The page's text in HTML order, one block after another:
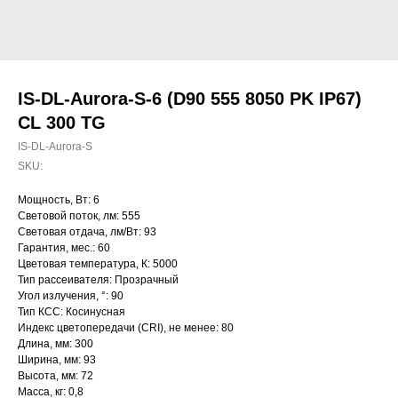
IS-DL-Aurora-S-6 (D90 555 8050 PK IP67)
CL 300 TG
IS-DL-Aurora-S
SKU:
Мощность, Вт: 6
Световой поток, лм: 555
Световая отдача, лм/Вт: 93
Гарантия, мес.: 60
Цветовая температура, К: 5000
Тип рассеивателя: Прозрачный
Угол излучения, °: 90
Тип КСС: Косинусная
Индекс цветопередачи (CRI), не менее: 80
Длина, мм: 300
Ширина, мм: 93
Высота, мм: 72
Масса, кг: 0,8